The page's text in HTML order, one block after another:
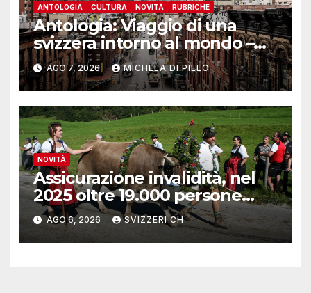
ANTOLOGIA CULTURA NOVITÀ RUBRICHE
Antologia: Viaggio di una
svizzera intorno al mondo –
Yosemite
AGO 7, 2026 MICHELA DI PILLO
NOVITÀ
Assicurazione invalidità, nel
2025 oltre 19.000 persone
reinserite nel mercato del
lavoro
AGO 6, 2026 SVIZZERI CH